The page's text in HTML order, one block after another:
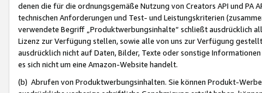
denen die für die ordnungsgemäße Nutzung von Creators API und PA
technischen Anforderungen und Test- und Leistungskriterien
verwendete Begriff „Produktwerbungsinhalte“ schließt ausdrücklich
Lizenz zur Verfügung stellen, sowie alle von uns zur Verfügung
ausdrücklich nicht auf Daten, Bilder, Texte oder sonstige
es sich nicht um eine Amazon-Website handelt.
(b) Abrufen von Produktwerbungsinhalten. Sie können Produkt-